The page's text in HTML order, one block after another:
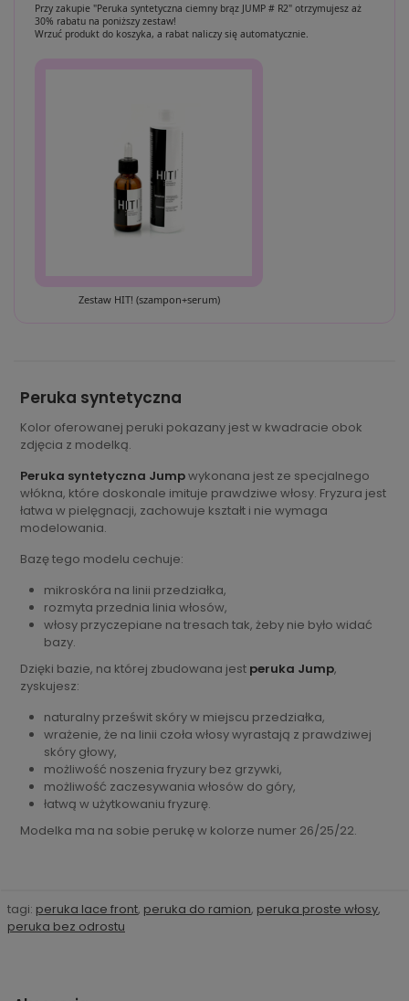
Przy zakupie "Peruka syntetyczna ciemny brąz JUMP # R2" otrzymujesz aż
30% rabatu na poniższy zestaw!
Wrzuć produkt do koszyka, a rabat naliczy się automatycznie.
Zestaw HIT! (szampon+serum)
Peruka syntetyczna
Kolor oferowanej peruki pokazany jest w kwadracie obok
zdjęcia z modelką.
Peruka syntetyczna Jumpwykonana jest ze specjalnego
włókna, które doskonale imituje prawdziwe włosy. Fryzura jest
łatwa w pielęgnacji, zachowuje kształt i nie wymaga
modelowania.
Bazę tego modelu cechuje:
mikroskóra na linii przedziałka,
rozmyta przednia linia włosów,
włosy przyczepiane na tresach tak, żeby nie było widać
bazy.
Dzięki bazie, na której zbudowana jest peruka Jump,
zyskujesz:
naturalny prześwit skóry w miejscu przedziałka,
wrażenie, że na linii czoła włosy wyrastają z prawdziwej
skóry głowy,
możliwość noszenia fryzury bez grzywki,
możliwość zaczesywania włosów do góry,
łatwą w użytkowaniu fryzurę.
Modelka ma na sobie perukę w kolorze numer 26/25/22.
tagi: peruka lace front, peruka do ramion, peruka proste włosy,
peruka bez odrostu